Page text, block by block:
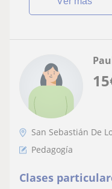
15
San Sebastián De
Pedagogía
Clases